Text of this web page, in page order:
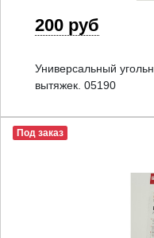
200 руб
Универсальный
вытяжек. 05190
Под заказ